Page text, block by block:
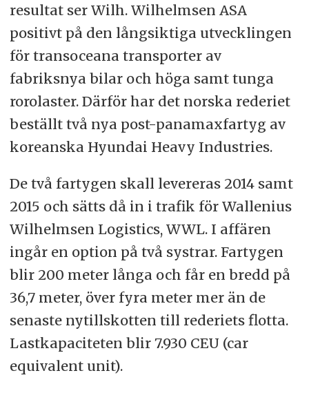
resultat ser Wilh. Wilhelmsen ASA
positivt på den långsiktiga utvecklingen
för transoceana transporter av
fabriksnya bilar och höga samt tunga
rorolaster. Därför har det norska rederiet
beställt två nya post-panamaxfartyg av
koreanska Hyundai Heavy Industries.
De två fartygen skall levereras 2014 samt
2015 och sätts då in i trafik för Wallenius
Wilhelmsen Logistics, WWL. I affären
ingår en option på två systrar. Fartygen
blir 200 meter långa och får en bredd på
36,7 meter, över fyra meter mer än de
senaste nytillskotten till rederiets flotta.
Lastkapaciteten blir 7.930 CEU (car
equivalent unit).